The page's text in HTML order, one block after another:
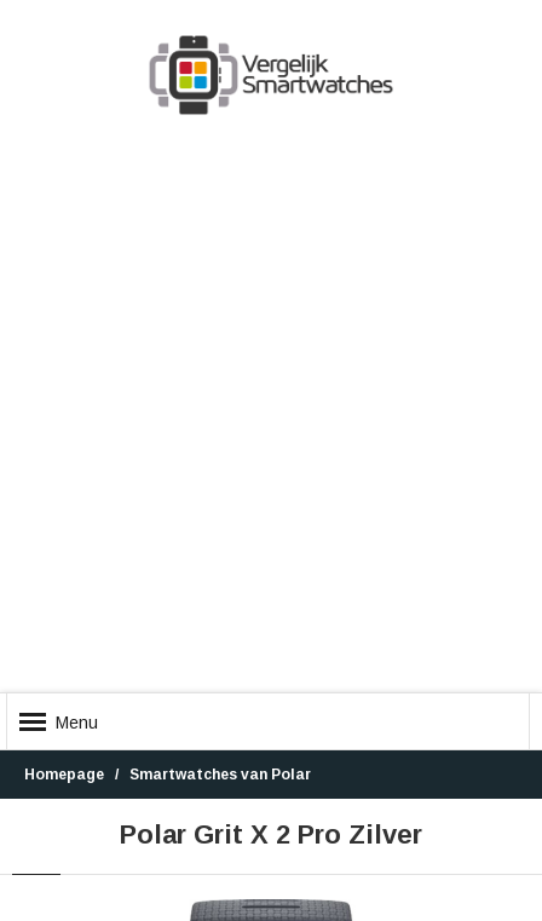
Menu
Homepage Smartwatches van Polar
Polar Grit X 2 Pro Zilver